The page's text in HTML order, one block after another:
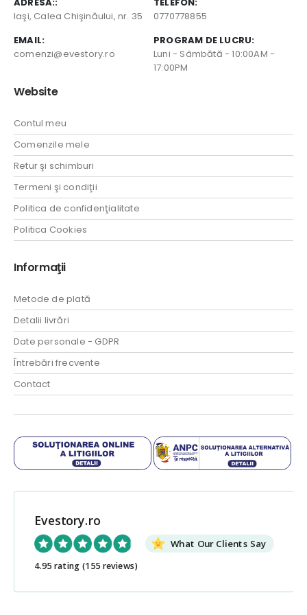
Iaşi, Calea Chişinăului, nr. 35
0770778855
EMAIL:
comenzi@evestory.ro
PROGRAM DE LUCRU:
Luni - Sâmbătă - 10:00AM -
17:00PM
Website
Contul meu
Comenzile mele
Retur şi schimburi
Termeni şi condiţii
Politica de confidenţialitate
Politica Cookies
Informaţii
Metode de plată
Detalii livrări
Date personale - GDPR
Întrebări frecvente
Contact
Evestory.ro
What Our Clients Say
4.95 rating (155 reviews)